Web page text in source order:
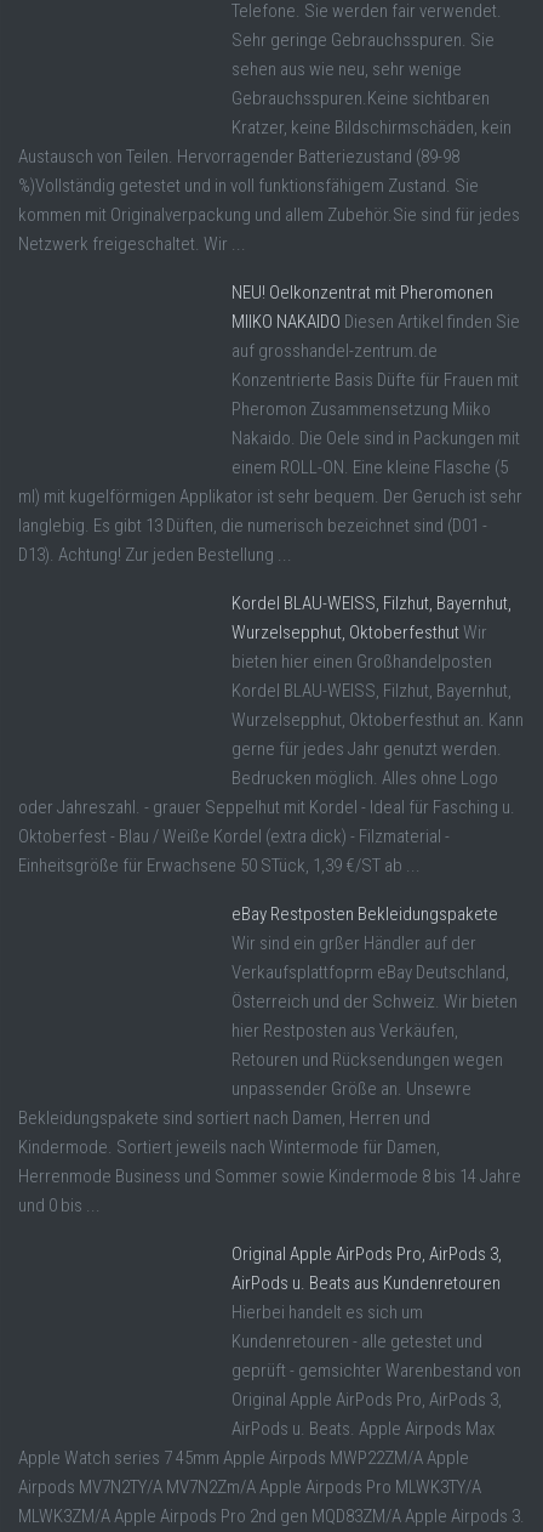
Telefone. Sie werden fair verwendet.
Sehr geringe Gebrauchsspuren. Sie
sehen aus wie neu, sehr wenige
Gebrauchsspuren.Keine sichtbaren
Kratzer, keine Bildschirmschäden, kein
Austausch von Teilen. Hervorragender Batteriezustand (89-98
%)Vollständig getestet und in voll funktionsfähigem Zustand. Sie
kommen mit Originalverpackung und allem Zubehör.Sie sind für jedes
Netzwerk freigeschaltet. Wir ...
NEU! Oelkonzentrat mit Pheromonen
MIIKO NAKAIDO Diesen Artikel finden Sie
auf grosshandel-zentrum.de
Konzentrierte Basis Düfte für Frauen mit
Pheromon Zusammensetzung Miiko
Nakaido. Die Oele sind in Packungen mit
einem ROLL-ON. Eine kleine Flasche (5
ml) mit kugelförmigen Applikator ist sehr bequem. Der Geruch ist sehr
langlebig. Es gibt 13 Düften, die numerisch bezeichnet sind (D01 -
D13). Achtung! Zur jeden Bestellung ...
Kordel BLAU-WEISS, Filzhut, Bayernhut,
Wurzelsepphut, OktoberfesthutWir
bieten hier einen Großhandelposten
Kordel BLAU-WEISS, Filzhut, Bayernhut,
Wurzelsepphut, Oktoberfesthut an. Kann
gerne für jedes Jahr genutzt werden.
Bedrucken möglich. Alles ohne Logo
oder Jahreszahl. - grauer Seppelhut mit Kordel - Ideal für Fasching u.
Oktoberfest - Blau / Weiße Kordel (extra dick) - Filzmaterial -
Einheitsgröße für Erwachsene 50 STück, 1,39 €/ST ab ...
eBay Restposten Bekleidungspakete
Wir sind ein grßer Händler auf der
Verkaufsplattfoprm eBay Deutschland,
Österreich und der Schweiz. Wir bieten
hier Restposten aus Verkäufen,
Retouren und Rücksendungen wegen
unpassender Größe an. Unsewre
Bekleidungspakete sind sortiert nach Damen, Herren und
Kindermode. Sortiert jeweils nach Wintermode für Damen,
Herrenmode Business und Sommer sowie Kindermode 8 bis 14 Jahre
und 0 bis ...
Original Apple AirPods Pro, AirPods 3,
AirPods u. Beats aus Kundenretouren
Hierbei handelt es sich um
Kundenretouren - alle getestet und
geprüft - gemsichter Warenbestand von
Original Apple AirPods Pro, AirPods 3,
AirPods u. Beats. Apple Airpods Max
Apple Watch series 7 45mm Apple Airpods MWP22ZM/A Apple
Airpods MV7N2TY/A MV7N2Zm/A Apple Airpods Pro MLWK3TY/A
MLWK3ZM/A Apple Airpods Pro 2nd gen MQD83ZM/A Apple Airpods 3.